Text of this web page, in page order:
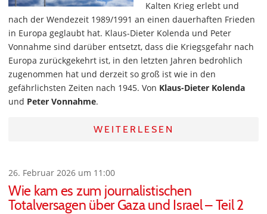
Kalten Krieg erlebt und
nach der Wendezeit 1989/1991 an einen dauerhaften Frieden
in Europa geglaubt hat. Klaus-Dieter Kolenda und Peter
Vonnahme sind darüber entsetzt, dass die Kriegsgefahr nach
Europa zurückgekehrt ist, in den letzten Jahren bedrohlich
zugenommen hat und derzeit so groß ist wie in den
gefährlichsten Zeiten nach 1945. Von Klaus-Dieter Kolenda
und Peter Vonnahme.
WEITERLESEN
26. Februar 2026 um 11:00
Wie kam es zum journalistischen
Totalversagen über Gaza und Israel – Teil 2